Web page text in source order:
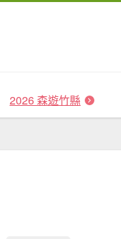
2026 森遊竹縣